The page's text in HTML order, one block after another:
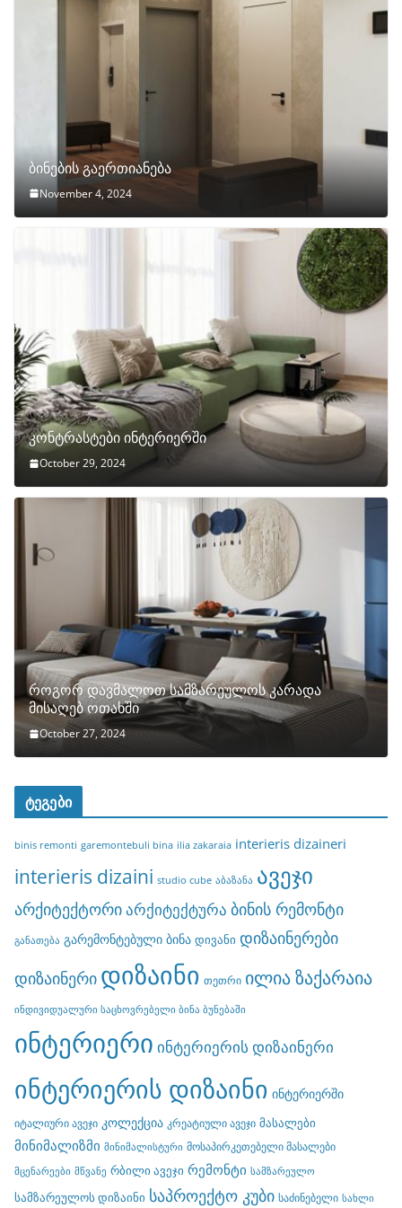
ბინების გაერთიანება
November 4, 2024
კონტრასტები ინტერიერში
October 29, 2024
როგორ დავმალოთ სამზარეულოს კარადა
მისაღებ ოთახში
October 27, 2024
ტეგები
binis remonti garemontebuli bina ilia zakaraia interieris dizaineri
interieris dizaini studio cube აბაზანა ავეჯი
არქიტექტორიარქიტექტურა ბინის რემონტი
განათება გარემონტებული ბინა დივანი დიზაინერები
დიზაინერი დიზაინი თეთრი ილია ზაქარაია
ინდივიდუალური საცხოვრებელი ბინა ბუნებაში
ინტერიერი ინტერიერის დიზაინერი
ინტერიერის დიზაინი ინტერიერში
იტალიური ავეჯი კოლექცია კრეატიული ავეჯი მასალები
მინიმალიზმი მინიმალისტური მოსაპირკეთებელი მასალები
მცენარეები მწვანე რბილი ავეჯი რემონტი სამზარეულო
სამზარეულოს დიზაინი საპროექტო კუბი საძინებელი სახლი